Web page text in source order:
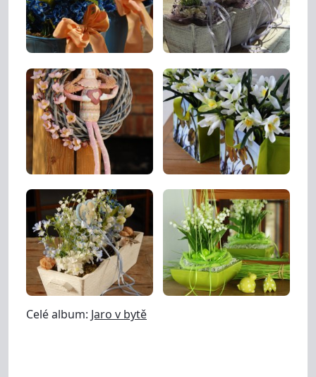
Celé album: Jaro v bytě